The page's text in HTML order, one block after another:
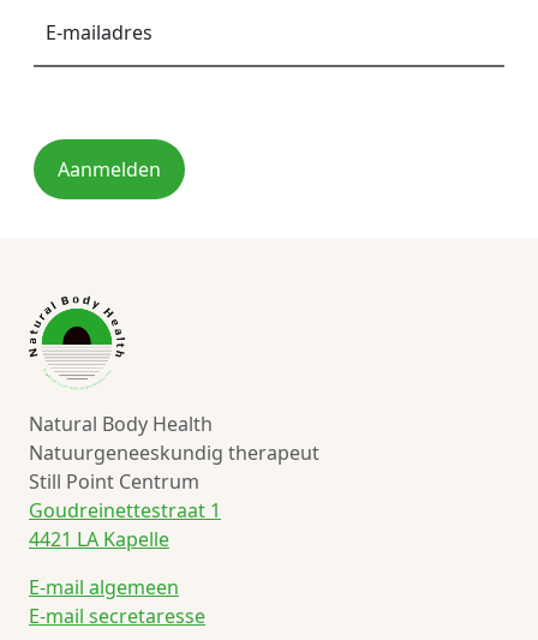
Aanmelden
Natural Body Health
Natuurgeneeskundig therapeut
Still Point Centrum
Goudreinettestraat 1
4421 LA Kapelle
E-mail algemeen
E-mail secretaresse